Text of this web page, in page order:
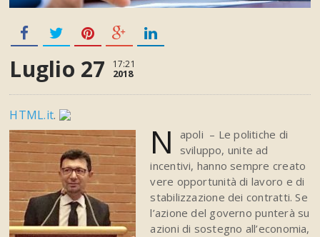
Luglio 27 17:21
2018
HTML.it.
N
apoli – Le politiche di
sviluppo, unite ad
incentivi, hanno sempre creato
vere opportunità di lavoro e di
stabilizzazione dei contratti. Se
l’azione del governo punterà su
azioni di sostegno all’economia,